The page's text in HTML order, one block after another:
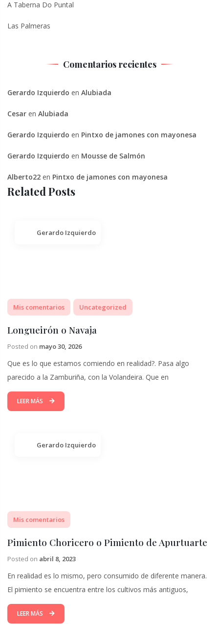
A Taberna Do Puntal
Las Palmeras
Comentarios recientes
Gerardo Izquierdo en Alubiada
Cesar en Alubiada
Gerardo Izquierdo en Pintxo de jamones con mayonesa
Gerardo Izquierdo en Mousse de Salmón
Alberto22 en Pintxo de jamones con mayonesa
Related Posts
Gerardo Izquierdo
Mis comentarios Uncategorized
Longueirón o Navaja
Posted on mayo 30, 2026
Que es lo que estamos comiendo en realidad?. Pasa algo
parecido a la Zamburiña, con la Volandeira. Que en
LEER MÁS
Gerardo Izquierdo
Mis comentarios
Pimiento Choricero o Pimiento de Apurtuarte
Posted on abril 8, 2023
En realidad es lo mismo, pero consumido de diferente manera.
El pimiento se encuentra entre los cultivos más antiguos,
LEER MÁS